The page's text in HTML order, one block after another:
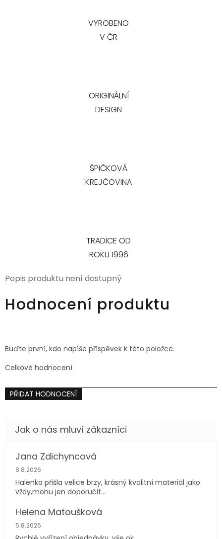
VYROBENO
V ČR
ORIGINÁLNÍ
DESIGN
ŠPIČKOVÁ
KREJČOVINA
TRADICE OD
ROKU 1996
Popis produktu není dostupný
Hodnocení produktu
Buďte první, kdo napíše příspěvek k této položce.
Celkové hodnocení
PŘIDAT HODNOCENÍ
Jana Zdichyncová
Hodnocení obchodu je 5 z 5 hvězdiček.
8.8.2026
Halenka přišla velice brzy, krásný kvalitní materiál jako
vždy,mohu jen doporučit...
Helena Matoušková
Hodnocení obchodu je 5 z 5 hvězdiček.
5.8.2026